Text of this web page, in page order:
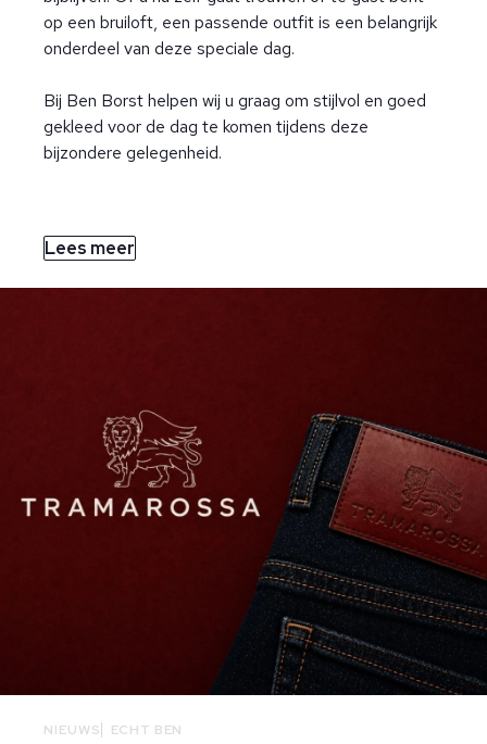
op een bruiloft, een passende outfit is een belangrijk
onderdeel van deze speciale dag.
Bij Ben Borst helpen wij u graag om stijlvol en goed
gekleed voor de dag te komen tijdens deze
bijzondere gelegenheid.
Lees meer
NIEUWS ECHT BEN